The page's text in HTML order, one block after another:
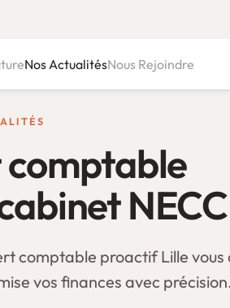
& conseil patrimonial
Nos ActualitésNous Rejoindre
NECC
comptable proactif Lille vous
vos finances avec précision.